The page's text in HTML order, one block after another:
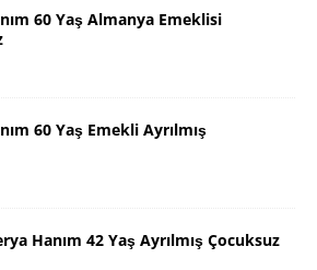
60 Yaş Almanya Emeklisi
60 Yaş Emekli Ayrılmış
Hanım 42 Yaş Ayrılmış Çocuksuz